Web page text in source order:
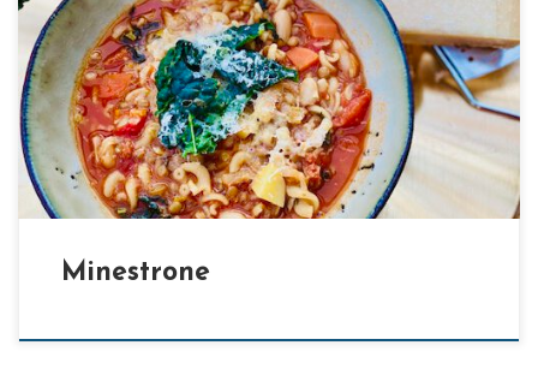
[…]
Minestrone